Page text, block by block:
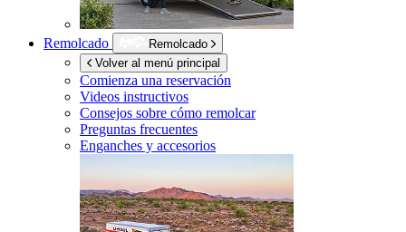
Remolcado
Remolcado
Volver al menú principal
Comienza una reservación
Videos instructivos
Consejos sobre cómo remolcar
Preguntas frecuentes
Enganches y accesorios